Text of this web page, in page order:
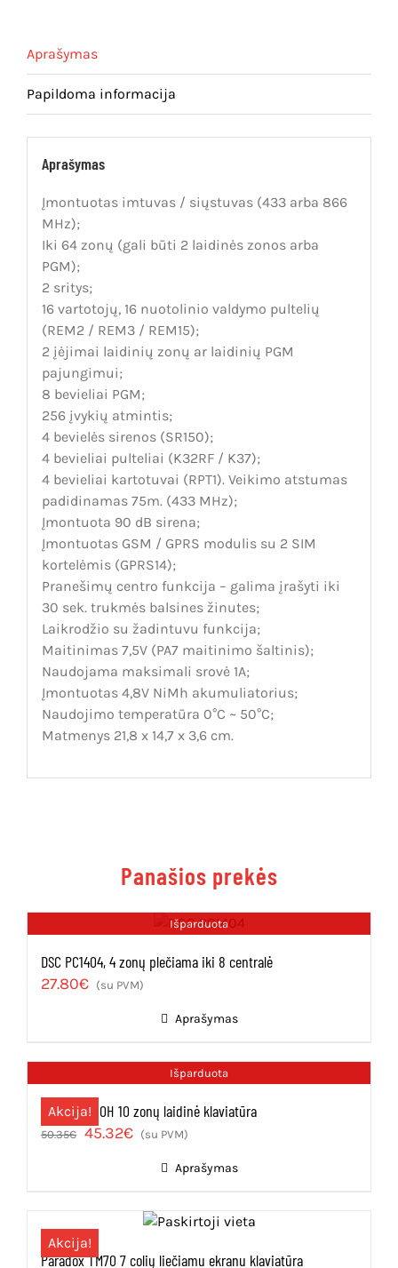
Aprašymas
Papildoma informacija
Aprašymas
Įmontuotas imtuvas / siųstuvas (433 arba 866
MHz);
Iki 64 zonų (gali būti 2 laidinės zonos arba
PGM);
2 sritys;
16 vartotojų, 16 nuotolinio valdymo pultelių
(REM2 / REM3 / REM15);
2 įėjimai laidinių zonų ar laidinių PGM
pajungimui;
8 bevieliai PGM;
256 įvykių atmintis;
4 bevielės sirenos (SR150);
4 bevieliai pulteliai (K32RF / K37);
4 bevieliai kartotuvai (RPT1). Veikimo atstumas
padidinamas 75m. (433 MHz);
Įmontuota 90 dB sirena;
Įmontuotas GSM / GPRS modulis su 2 SIM
kortelėmis (GPRS14);
Pranešimų centro funkcija – galima įrašyti iki
30 sek. trukmės balsines žinutes;
Laikrodžio su žadintuvu funkcija;
Maitinimas 7,5V (PA7 maitinimo šaltinis);
Naudojama maksimali srovė 1A;
Įmontuotas 4,8V NiMh akumuliatorius;
Naudojimo temperatūra 0°C ~ 50°C;
Matmenys 21,8 x 14,7 x 3,6 cm.
Panašios prekės
Išparduota
DSC PC1404, 4 zonų plečiama iki 8 centralė
27.80€ (su PVM)
Aprašymas
Išparduota
Akcija!
Paradox K10H 10 zonų laidinė klaviatūra
50.35€ Original
45.32€Current
(su PVM)
Aprašymas
Akcija!
Paradox TM70 7 colių liečiamu ekranu klaviatūra